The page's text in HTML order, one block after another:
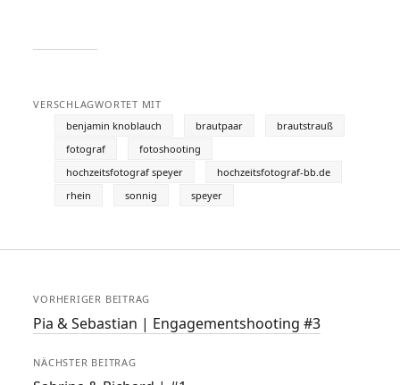
VERSCHLAGWORTET MIT
benjamin knoblauch
brautpaar
brautstrauß
fotograf
fotoshooting
hochzeitsfotograf speyer
hochzeitsfotograf-bb.de
rhein
sonnig speyer
VORHERIGER BEITRAG
Pia & Sebastian | Engagementshooting #3
NÄCHSTER BEITRAG